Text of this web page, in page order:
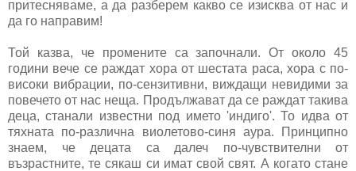
притесняваме, а да разберем какво се изисква от нас и
да го направим!
Той казва, че промените са започнали. От около 45
години вече се раждат хора от шестата раса, хора с по-
високи вибрации, по-сензитивни, виждащи невидими за
повечето от нас неща. Продължават да се раждат такива
деца, станали известни под името 'индиго'. То идва от
тяхната по-различна виолетово-синя аура. Принципно
знаем, че децата са далеч по-чувствителни от
възрастните, те сякаш си имат свой свят. А когато стане